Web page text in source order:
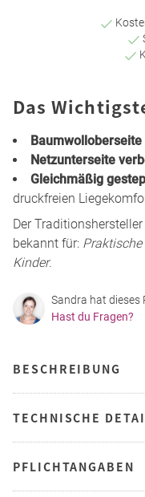
Das
Baumwolloberseite
Netzunterseite
Gleichmäßig
druckfreien
Der Traditionshersteller
bekannt für:
Kinder.
Sandra hat dieses
Hast du Fragen?
BESCHREIBUNG
TECHNISCHE
PFLICHTANGABEN